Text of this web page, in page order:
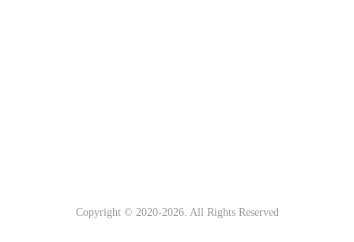
Copyright © 2020-2026. All Rights Reserved